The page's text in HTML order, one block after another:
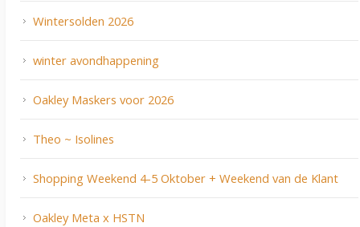
Wintersolden 2026
winter avondhappening
Oakley Maskers voor 2026
Theo ~ Isolines
Shopping Weekend 4-5 Oktober + Weekend van de Klant
Oakley Meta x HSTN